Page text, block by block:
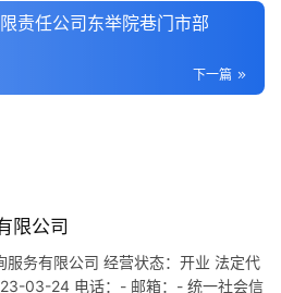
责任公司东举院巷门市部
下一篇
限公司
服务有限公司 经营状态：开业 法定代
03-24 电话：- 邮箱：- 统一社会信